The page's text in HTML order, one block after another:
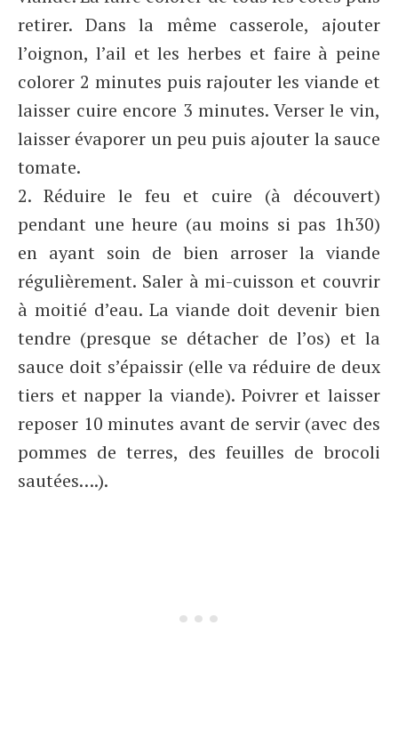
retirer. Dans la même casserole, ajouter
l’oignon, l’ail et les herbes et faire à peine
colorer 2 minutes puis rajouter les viande et
laisser cuire encore 3 minutes. Verser le vin,
laisser évaporer un peu puis ajouter la sauce
tomate.
2. Réduire le feu et cuire (à découvert)
pendant une heure (au moins si pas 1h30)
en ayant soin de bien arroser la viande
régulièrement. Saler à mi-cuisson et couvrir
à moitié d’eau. La viande doit devenir bien
tendre (presque se détacher de l’os) et la
sauce doit s’épaissir (elle va réduire de deux
tiers et napper la viande). Poivrer et laisser
reposer 10 minutes avant de servir (avec des
pommes de terres, des feuilles de brocoli
sautées….).